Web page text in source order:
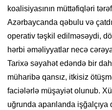
koalisiyasının müttəfiqləri
Azərbaycanda qəbulu və
operativ təşkil edilməsəydi,
hərbi əməliyyatlar necə
Tarixə səyahət edəndə bir
müharibə qansız, itkisiz
faciələrlə müşayiət olunub.
uğrunda aparılanda işğalçıya